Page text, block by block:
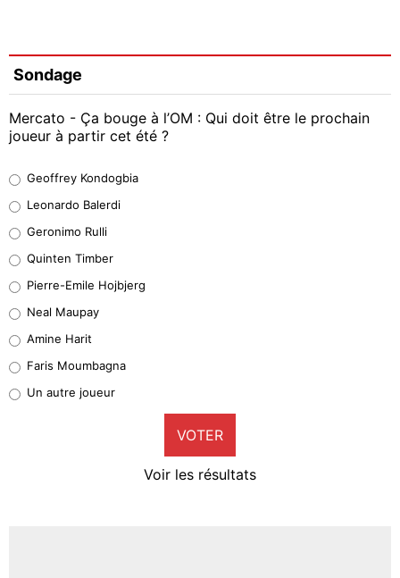
Sondage
Mercato - Ça bouge à l’OM : Qui doit être le prochain
joueur à partir cet été ?
38%
32%
5%
1%
9%
Geoffrey Kondogbia
Leonardo Balerdi
Geronimo Rulli
Quinten Timber
Pierre-Emile Hojbjerg
Neal Maupay
Amine Harit
Faris Moumbagna
Un autre joueur
VOTER
Voir les résultats